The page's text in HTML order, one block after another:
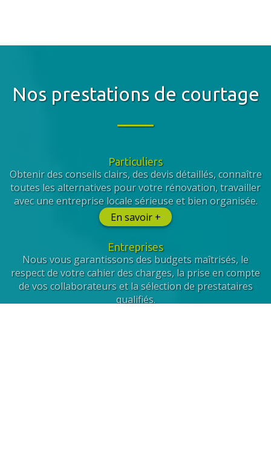
Nos prestations de courtage
Particuliers
Obtenir des conseils clairs, des devis détaillés, connaître
toutes les alternatives pour votre rénovation, travailler
avec une entreprise locale sérieuse et bien organisée.
En savoir +
Entreprises
Nous vous garantissons des budgets maîtrisés, le
respect de votre cahier des charges, la prise en compte
de vos collaborateurs et la sélection de prestataires
qualifiés.